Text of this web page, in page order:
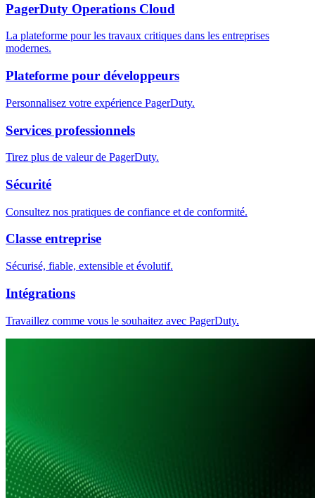
PagerDuty Operations Cloud
La plateforme pour les travaux critiques dans les entreprises
modernes.
Plateforme pour développeurs
Personnalisez votre expérience PagerDuty.
Services professionnels
Tirez plus de valeur de PagerDuty.
Sécurité
Consultez nos pratiques de confiance et de conformité.
Classe entreprise
Sécurisé, fiable, extensible et évolutif.
Intégrations
Travaillez comme vous le souhaitez avec PagerDuty.